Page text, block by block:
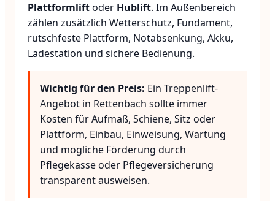
Plattformliftoder Hublift. Im Außenbereich
zählen zusätzlich Wetterschutz, Fundament,
rutschfeste Plattform, Notabsenkung, Akku,
Ladestation und sichere Bedienung.
Wichtig für den Preis: Ein Treppenlift-
Angebot in Rettenbach sollte immer
Kosten für Aufmaß, Schiene, Sitz oder
Plattform, Einbau, Einweisung, Wartung
und mögliche Förderung durch
Pflegekasse oder Pflegeversicherung
transparent ausweisen.